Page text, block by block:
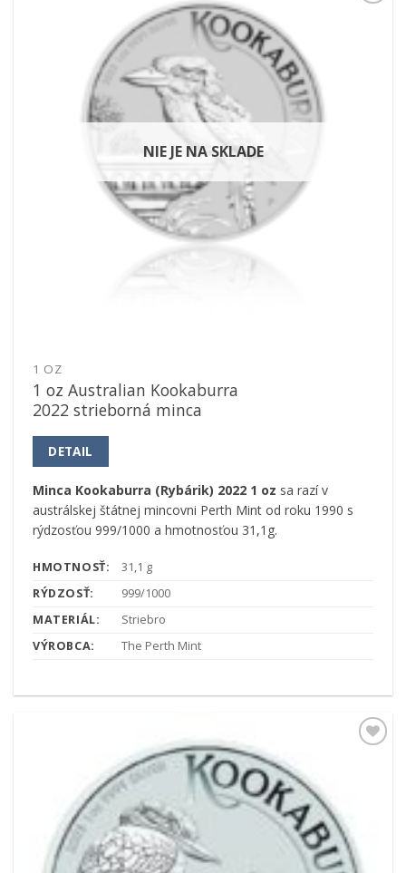
NIE JE NA SKLADE
1 OZ
1 oz Australian Kookaburra
2022 strieborná minca
DETAIL
Minca Kookaburra (Rybárik) 2022 1 oz sa razí v
austrálskej štátnej mincovni Perth Mint od roku 1990 s
rýdzosťou 999/1000 a hmotnosťou 31,1g.
HMOTNOSŤ:
31,1 g
RÝDZOSŤ:
999/1000
MATERIÁL:
Striebro
VÝROBCA:
The Perth Mint